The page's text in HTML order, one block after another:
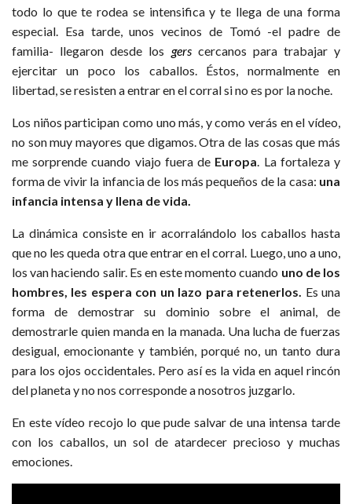
todo lo que te rodea se intensifica y te llega de una forma
especial. Esa tarde, unos vecinos de Tomó -el padre de
familia- llegaron desde los gerscercanos para trabajar y
ejercitar un poco los caballos. Éstos, normalmente en
libertad, se resisten a entrar en el corral si no es por la noche.
Los niños participan como uno más, y como verás en el vídeo,
no son muy mayores que digamos. Otra de las cosas que más
me sorprende cuando viajo fuera de Europa. La fortaleza y
forma de vivir la infancia de los más pequeños de la casa: una
infancia intensa y llena de vida.
La dinámica consiste en ir acorralándolo los caballos hasta
que no les queda otra que entrar en el corral. Luego, uno a uno,
los van haciendo salir. Es en este momento cuando uno de los
hombres, les espera con un lazo para retenerlos. Es una
forma de demostrar su dominio sobre el animal, de
demostrarle quien manda en la manada. Una lucha de fuerzas
desigual, emocionante y también, porqué no, un tanto dura
para los ojos occidentales. Pero así es la vida en aquel rincón
del planeta y no nos corresponde a nosotros juzgarlo.
En este vídeo recojo lo que pude salvar de una intensa tarde
con los caballos, un sol de atardecer precioso y muchas
emociones.